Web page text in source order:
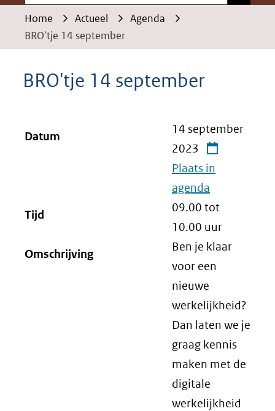
Home Actueel
Agenda
BRO'tje 14 september
BRO'tje 14 september
Datum
14 september
2023
Plaats in
agenda
Tijd
09.00 tot
10.00 uur
Omschrijving
Ben je klaar
voor een
nieuwe
werkelijkheid?
Dan laten we je
graag kennis
maken met de
digitale
werkelijkheid